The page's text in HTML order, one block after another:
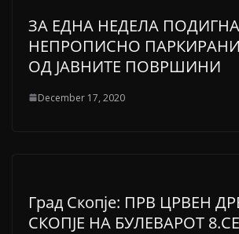
ЗА ЕДНА НЕДЕЛА
НЕПРОПИСНО
ОД ЈАВНИТЕ ПОВРШИНИ
December 17, 2020
Град Скопје: ПРВ ЦРВЕН
СКОПЈЕ НА БУЛЕВАРОТ